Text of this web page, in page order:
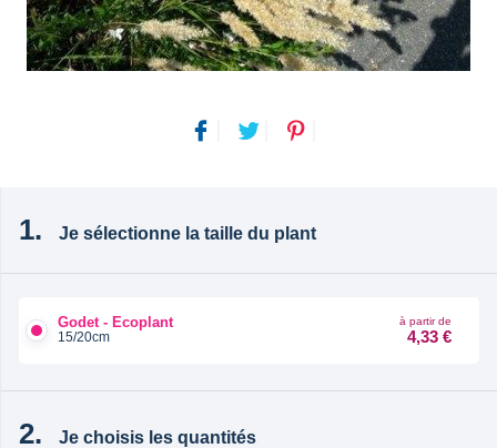
Je sélectionne la taille du plant
Godet - Ecoplant
15/20cm
à partir de
4,33 €
Je choisis les quantités